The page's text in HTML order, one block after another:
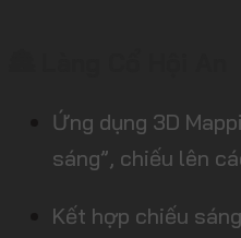
Ứng dụng 3D
sáng”, chiếu lên
Kết hợp chiếu